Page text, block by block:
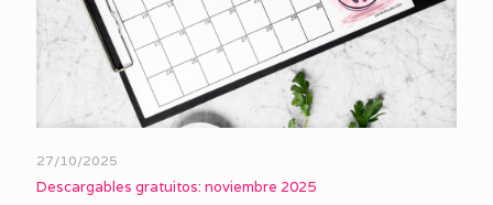
27/10/2025
Descargables gratuitos: noviembre 2025